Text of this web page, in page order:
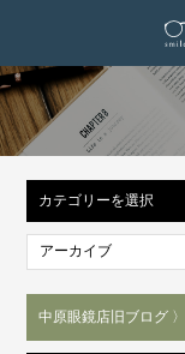
カテゴリーを選択
アーカイブ
中原眼鏡店旧ブログ 〉